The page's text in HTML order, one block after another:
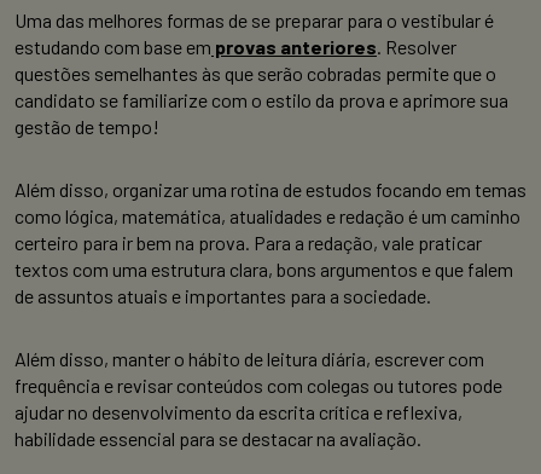
Uma das melhores formas de se preparar para o vestibular é
estudando com base em provas anteriores. Resolver
questões semelhantes às que serão cobradas permite que o
candidato se familiarize com o estilo da prova e aprimore sua
gestão de tempo!
Além disso, organizar uma rotina de estudos focando em temas
como lógica, matemática, atualidades e redação é um caminho
certeiro para ir bem na prova. Para a redação, vale praticar
textos com uma estrutura clara, bons argumentos e que falem
de assuntos atuais e importantes para a sociedade.
Além disso, manter o hábito de leitura diária, escrever com
frequência e revisar conteúdos com colegas ou tutores pode
ajudar no desenvolvimento da escrita crítica e reflexiva,
habilidade essencial para se destacar na avaliação.